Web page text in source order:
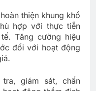
thiện khung khổ
hợp với thực tiễn
Tăng cường hiệu
đối với hoạt động
giám sát, chấn